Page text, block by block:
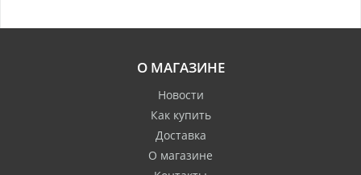
О МАГАЗИНЕ
Новости
Как купить
Доставка
О магазине